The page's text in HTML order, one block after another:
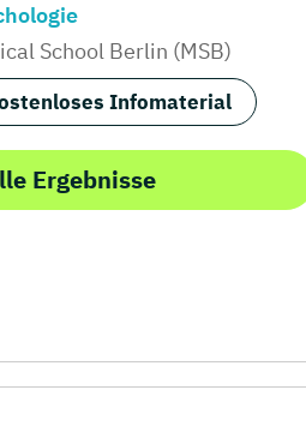
School Berlin (MSB)
Infomaterial
Ergebnisse